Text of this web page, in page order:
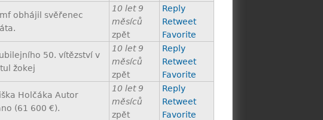
obhájil svěřenec
10 let 9
měsíců
zpět
Reply
Retweet
Favorite
50. vítězství v
žokej
10 let 9
měsíců
zpět
Reply
Retweet
Favorite
Holčáka Autor
(61 600 €).
10 let 9
měsíců
zpět
Reply
Retweet
Favorite